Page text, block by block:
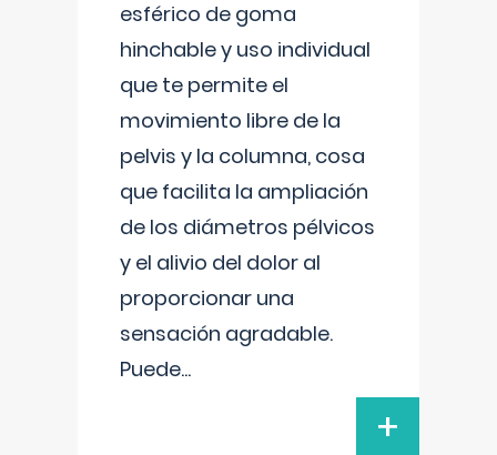
esférico de goma
hinchable y uso individual
que te permite el
movimiento libre de la
pelvis y la columna, cosa
que facilita la ampliación
de los diámetros pélvicos
y el alivio del dolor al
proporcionar una
sensación agradable.
Puede...
+